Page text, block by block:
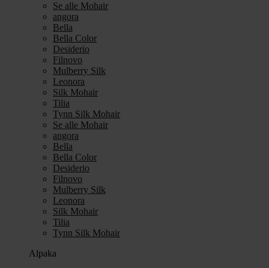
Se alle Mohair
angora
Bella
Bella Color
Desiderio
Filnovo
Mulberry Silk
Leonora
Silk Mohair
Tilia
Tynn Silk Mohair
Se alle Mohair
angora
Bella
Bella Color
Desiderio
Filnovo
Mulberry Silk
Leonora
Silk Mohair
Tilia
Tynn Silk Mohair
Alpaka